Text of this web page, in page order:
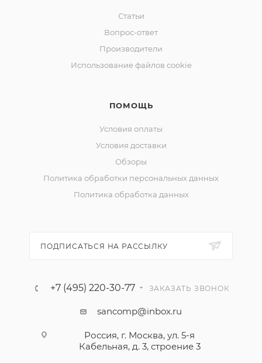
Статьи
Вопрос-ответ
Производители
Использование файлов cookie
ПОМОЩЬ
Условия оплаты
Условия доставки
Обзоры
Политика обработки персональных данных
Политика обработка данных
ПОДПИСАТЬСЯ НА РАССЫЛКУ
+7 (495) 220-30-77 ЗАКАЗАТЬ ЗВОНОК
sancomp@inbox.ru
Россия, г. Москва, ул. 5-я
Кабельная, д. 3, строение 3